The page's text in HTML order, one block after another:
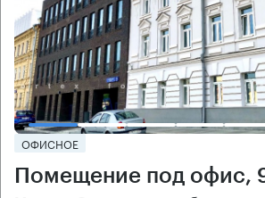
ОФИСНОЕ
Помещение под офис,